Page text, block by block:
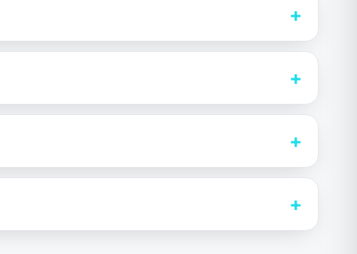
+
+
+
+